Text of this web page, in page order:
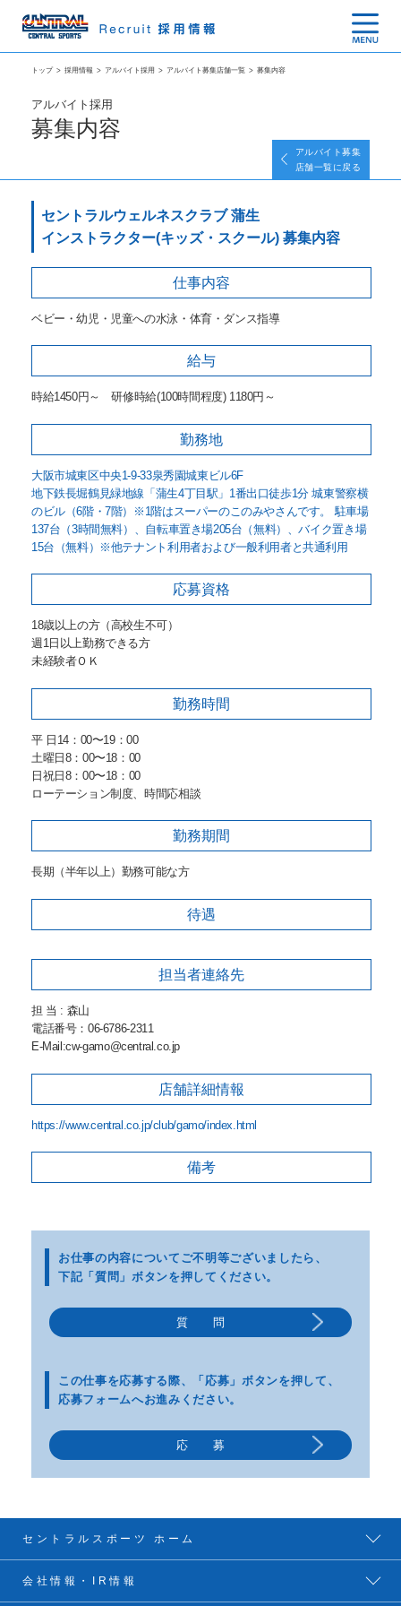
トップ > 採用情報 > アルバイト採用 > アルバイト募集店舗一覧 > 募集内容
アルバイト採用
募集内容
アルバイト募集
店舗一覧に戻る
セントラルウェルネスクラブ 蒲生
インストラクター(キッズ・スクール) 募集内容
仕事内容
ベビー・幼児・児童への水泳・体育・ダンス指導
給与
時給1450円～ 研修時給(100時間程度) 1180円～
勤務地
大阪市城東区中央1-9-33泉秀園城東ビル6F
地下鉄長堀鶴見緑地線「蒲生4丁目駅」1番出口徒歩1分 城東警察横
のビル（6階・7階）※1階はスーパーのこのみやさんです。 駐車場
137台（3時間無料）、自転車置き場205台（無料）、バイク置き場
15台（無料）※他テナント利用者および一般利用者と共通利用
応募資格
18歳以上の方（高校生不可）
週1日以上勤務できる方
未経験者ＯＫ
勤務時間
平 日14：00〜19：00
土曜日8：00〜18：00
日祝日8：00〜18：00
ローテーション制度、時間応相談
勤務期間
長期（半年以上）勤務可能な方
待遇
担当者連絡先
担 当 : 森山
電話番号：06-6786-2311
E-Mail:cw-gamo@central.co.jp
店舗詳細情報
https://www.central.co.jp/club/gamo/index.html
備考
お仕事の内容についてご不明等ございましたら、
下記「質問」ボタンを押してください。
この仕事を応募する際、
「応募」ボタンを押して、
応募フォームへお進みください。
質 問
応 募
セントラルスポーツ ホーム
会社情報・IR情報